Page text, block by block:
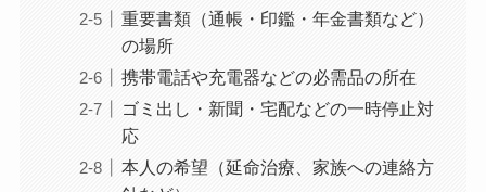
重要書類（通帳・印鑑・年金書類など）
の場所
携帯電話や充電器などの必需品の所在
ゴミ出し・新聞・宅配などの一時停止対
応
本人の希望（延命治療、家族への連絡方